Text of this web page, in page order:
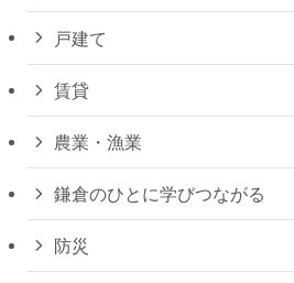
戸建て
賃貸
農業・漁業
鎌倉のひとに学びつながる
防災